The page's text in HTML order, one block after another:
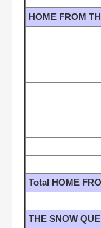
HOME FROM
Total HOME
THE SNOW